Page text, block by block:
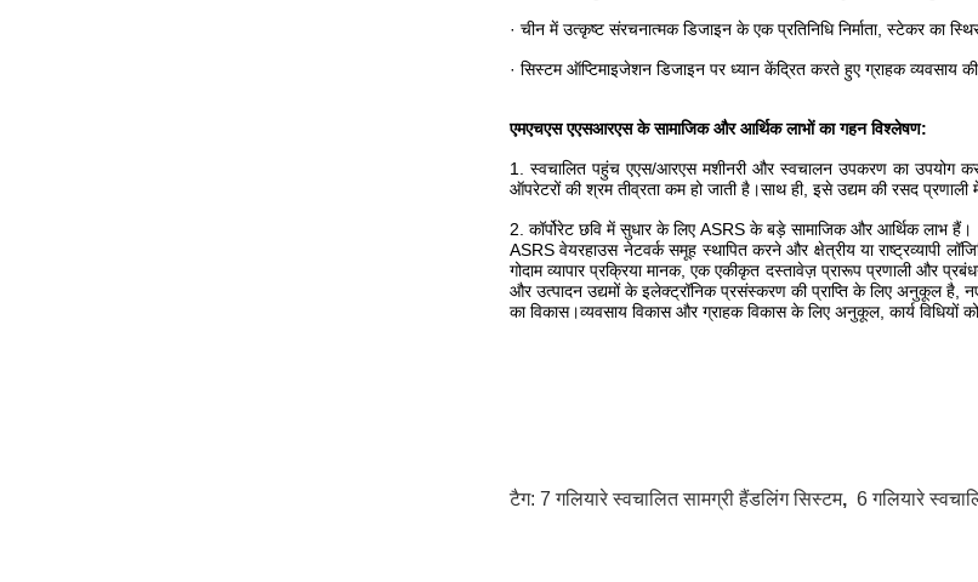
· चीन में उत्कृष्ट संरचनात्मक डिजाइन के एक प्रतिनिधि निर्माता, स्टेकर का
· सिस्टम ऑप्टिमाइजेशन डिजाइन पर ध्यान केंद्रित करते हुए ग्राहक व्यवसाय
एमएचएस एएसआरएस के सामाजिक और आर्थिक लाभों का गहन विश्लेषण:
1. स्वचालित पहुंच एएस/आरएस मशीनरी और स्वचालन उपकरण का उपयोग
ऑपरेटरों की श्रम तीव्रता कम हो जाती है।साथ ही, इसे उद्यम की रसद
2. कॉर्पोरेट छवि में सुधार के लिए ASRS के बड़े सामाजिक और आर्थिक लाभ हैं।
ASRS वेयरहाउस नेटवर्क समूह स्थापित करने और क्षेत्रीय या राष्ट्रव्यापी
गोदाम व्यापार प्रक्रिया मानक, एक एकीकृत दस्तावेज़ प्रारूप प्रणाली और
और उत्पादन उद्यमों के इलेक्ट्रॉनिक प्रसंस्करण की प्राप्ति के लिए अनुकूल
का विकास।व्यवसाय विकास और ग्राहक विकास के लिए अनुकूल, कार्य विधियों
टैग: 7 गलियारे स्वचालित सामग्री हैंडलिंग सिस्टम, 6 गलियारे